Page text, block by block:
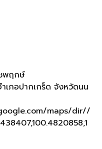
พฤกษ์
เภอปากเกร็ด จังหวัดนน
maps/dir//